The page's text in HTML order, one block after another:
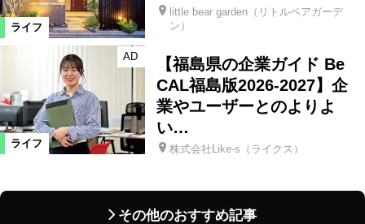
ライフ
little bear garden（リトルベアガーデ
ン）
ライフ
AD
【福島県の企業ガイド Be
CAL福島版2026-2027】企
業やユーザーとのよりよ
い…
株式会社Like-s（ライクス）
その他のおすすめ記事